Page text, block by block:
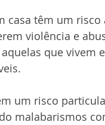
casa têm um
violência e
que vivem
um risco
malabarismos